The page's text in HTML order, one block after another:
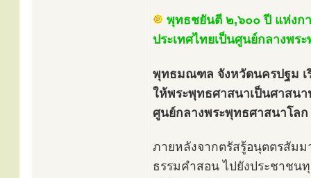
พุทธชยันตี ๒,๖๐๐ ปี แห่งก
ประเทศไทยเป็นศูนย์กลางพร
พุทธมณฑล จังหวัดนครปฐม เ
ให้พระพุทธศาสนาเป็นศาสน
ศูนย์กลางพระพุทธศาสนาโลก
ภายหลังจากตรัสรู้อนุตตรสัม
ธรรมคำสอน ไปยังประชาช